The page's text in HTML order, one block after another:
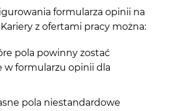
formularza opinii na
z ofertami pracy można:
pola powinny zostać
w formularzu opinii dla
pola niestandardowe